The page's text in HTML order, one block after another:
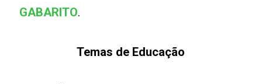
GABARITO.
Temas de Educação